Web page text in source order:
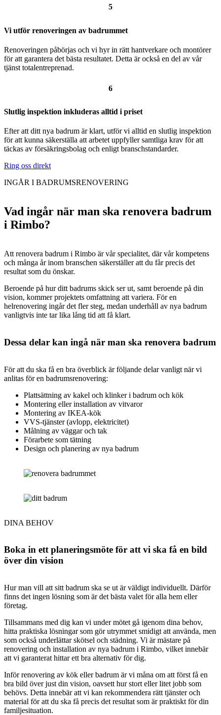
5
Vi utför renoveringen av badrummet
Renoveringen påbörjas och vi hyr in rätt hantverkare och montörer
för att garantera det bästa resultatet. Detta är också en del av vår
tjänst totalentreprenad.
6
Slutlig inspektion inkluderas alltid i priset
Efter att ditt nya badrum är klart, utför vi alltid en slutlig inspektion
för att kunna säkerställa att arbetet uppfyller samtliga krav för att
täckas av försäkringsbolag och enligt branschstandarder.
Ring oss direkt
Vad ingår när man ska renovera badrum
i Rimbo?
Att renovera badrum i Rimbo är vår specialitet, där vår kompetens
och många år inom branschen säkerställer att du får precis det
resultat som du önskar.
Beroende på hur ditt badrums skick ser ut, samt beroende på din
vision, kommer projektets omfattning att variera. För en
helrenovering ingår det fler steg, medan underhåll av nya badrum
vanligtvis inte tar lika lång tid att få klart.
INGÅR I BADRUMSRENOVERING
Dessa delar kan ingå när man ska renovera badrum
För att du ska få en bra överblick är följande delar vanligt när vi
anlitas för en badrumsrenovering:
Plattsättning av kakel och klinker i badrum och kök
Montering eller installation av vitvaror
Montering av IKEA-kök
VVS-tjänster (avlopp, elektricitet)
Målning av väggar och tak
Förarbete som tätning
Design och planering av nya badrum
Boka in ett planeringsmöte för att vi ska få en bild
över din vision
Hur man vill att sitt badrum ska se ut är väldigt individuellt. Därför
finns det ingen lösning som är det bästa valet för alla hem eller
företag.
Tillsammans med dig kan vi under mötet gå igenom dina behov,
hitta praktiska lösningar som gör utrymmet smidigt att använda, men
som också underlättar skötsel och städning. Vi är mästare på
renovering och installation av nya badrum i Rimbo, vilket innebär
att vi garanterat hittar ett bra alternativ för dig.
Inför renovering av kök eller badrum är vi måna om att först få en
bra bild över just din vision, oavsett hur stort eller litet jobb som
behövs. Detta innebär att vi kan rekommendera rätt tjänster och
material för att du ska få precis det resultat som är praktiskt för din
familjesituation.
DINA BEHOV